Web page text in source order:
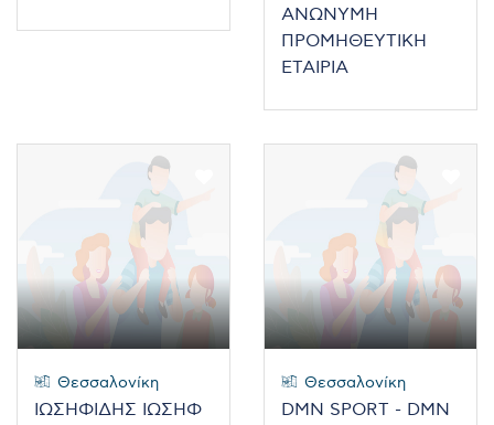
ΑΝΩΝΥΜΗ
ΠΡΟΜΗΘΕΥΤΙΚΗ
ΕΤΑΙΡΙΑ
Θεσσαλονίκη
ΙΩΣΗΦΙΔΗΣ ΙΩΣΗΦ
Θεσσαλονίκη
DMN SPORT - DMN